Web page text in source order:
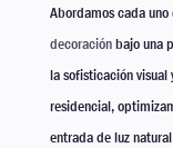
Abordamos cada
decoraciónbajo una
la sofisticación
residencial,
entrada de luz